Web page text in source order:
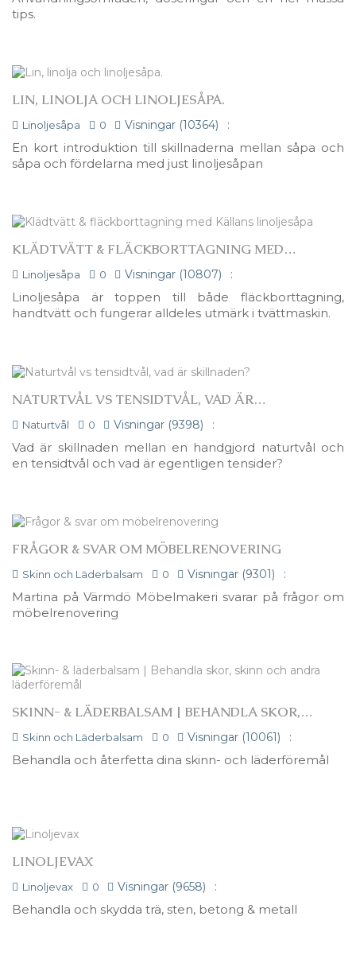
tips.
LIN, LINOLJA OCH LINOLJESÅPA.
Linoljesåpa 0 Visningar (10364) :
En kort introduktion till skillnaderna mellan såpa och
såpa och fördelarna med just linoljesåpan
KLÄDTVÄTT & FLÄCKBORTTAGNING MED
KÄLLANS LINOLJESÅPA
Linoljesåpa 0 Visningar (10807) :
Linoljesåpa är toppen till både fläckborttagning,
handtvätt och fungerar alldeles utmärk i tvättmaskin.
NATURTVÅL VS TENSIDTVÅL, VAD ÄR
SKILLNADEN?
Naturtvål 0 Visningar (9398) :
Vad är skillnaden mellan en handgjord naturtvål och
en tensidtvål och vad är egentligen tensider?
FRÅGOR & SVAR OM MÖBELRENOVERING
Skinn och Läderbalsam 0 Visningar (9301) :
Martina på Värmdö Möbelmakeri svarar på frågor om
möbelrenovering
SKINN- & LÄDERBALSAM | BEHANDLA SKOR,
SKINN OCH ANDRA LÄDERFÖREMÅL
Skinn och Läderbalsam 0 Visningar (10061) :
Behandla och återfetta dina skinn- och läderföremål
LINOLJEVAX
Linoljevax 0 Visningar (9658) :
Behandla och skydda trä, sten, betong & metall